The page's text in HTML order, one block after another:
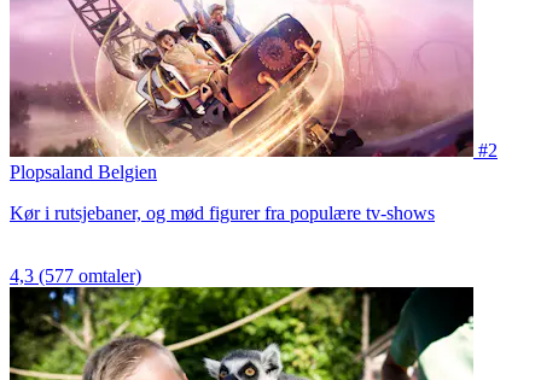
#2
Plopsaland Belgien
Kør i rutsjebaner, og mød figurer fra populære tv-shows
4,3 (577 omtaler)